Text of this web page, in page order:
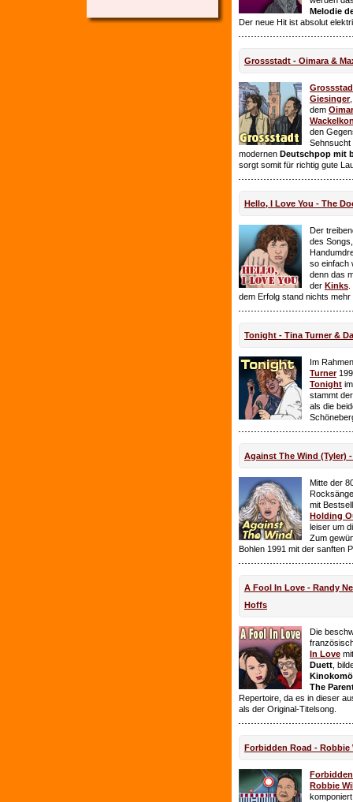
Melodie
Der neue Hit ist absolut
Grossstadt - Oimara &
Giesinger
dem
den
Sehnsucht
modernen Deutschpop mit
sorgt somit für richtig gute
Hello, I Love You - The
Der
des
so einfach
denn das
der Kinks
dem Erfolg stand nichts mehr
Tonight - Tina Turner &
Im
Turner
Tonight
stammt
als die
Against The Wind (Tyler)
Mitte der
mit
Holding
leiser um
Zum
Bohlen 1991 mit der sanften
A Fool In Love - Randy
Hoffs
Die
In Love
Duett ,
The
Repertoire, da es in dieser
als der Original-Titelsong.
Forbidden Road - Robbie
Robbie